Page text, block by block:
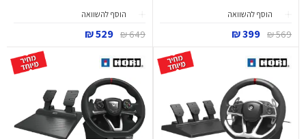
הוסף להשוואה
569 ₪
399 ₪
הוסף להשוואה
649 ₪
529 ₪